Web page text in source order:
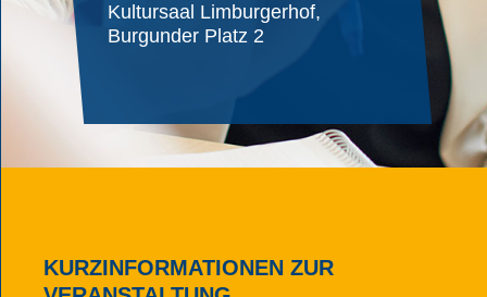
Kultursaal Limburgerhof,
Burgunder Platz 2
KURZINFORMATIONEN ZUR